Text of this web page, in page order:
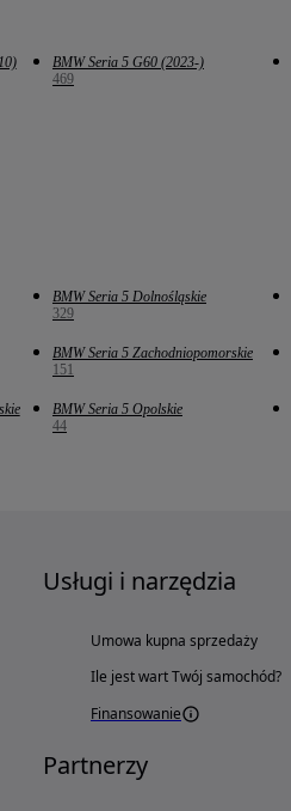
BMW Seria 5 G60 (2023-)
469
BMW Seria 5 Dolnośląskie
329
BMW Seria 5 Zachodniopomorskie
151
BMW Seria 5 Opolskie
44
Usługi i narzędzia
Umowa kupna sprzedaży
Ile jest wart Twój samochód?
Finansowanie
Partnerzy